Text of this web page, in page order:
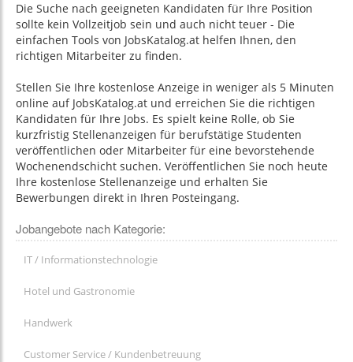
Die Suche nach geeigneten Kandidaten für Ihre Position
sollte kein Vollzeitjob sein und auch nicht teuer - Die
einfachen Tools von JobsKatalog.at helfen Ihnen, den
richtigen Mitarbeiter zu finden.
Stellen Sie Ihre kostenlose Anzeige in weniger als 5 Minuten
online auf JobsKatalog.at und erreichen Sie die richtigen
Kandidaten für Ihre Jobs. Es spielt keine Rolle, ob Sie
kurzfristig Stellenanzeigen für berufstätige Studenten
veröffentlichen oder Mitarbeiter für eine bevorstehende
Wochenendschicht suchen. Veröffentlichen Sie noch heute
Ihre kostenlose Stellenanzeige und erhalten Sie
Bewerbungen direkt in Ihren Posteingang.
Jobangebote nach Kategorie:
IT / Informationstechnologie
Hotel und Gastronomie
Handwerk
Customer Service / Kundenbetreuung